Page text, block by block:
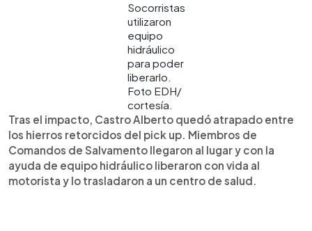
Socorristas
utilizaron
equipo
hidráulico
para poder
liberarlo.
Foto EDH/
cortesía.
Tras el impacto, Castro Alberto quedó atrapado entre
los hierros retorcidos del pick up. Miembros de
Comandos de Salvamento llegaron al lugar y con la
ayuda de equipo hidráulico liberaron con vida al
motorista y lo trasladaron a un centro de salud.